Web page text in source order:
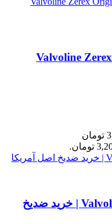
ضد یخ والوالین سبز مدل زرکس Valvoline Zerex
قیمت اصلی: 3,550,000 تومان
ضدیخ والوالین Valvoline Multi-Vehicle | خرید ضدیخ